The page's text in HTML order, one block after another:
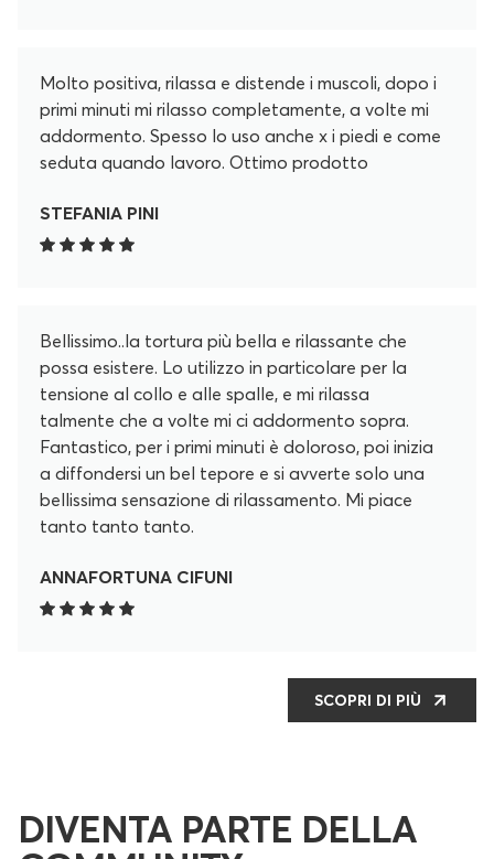
Molto positiva, rilassa e distende i muscoli, dopo i
primi minuti mi rilasso completamente, a volte mi
addormento. Spesso lo uso anche x i piedi e come
seduta quando lavoro. Ottimo prodotto
STEFANIA PINI
Bellissimo..la tortura più bella e rilassante che
possa esistere. Lo utilizzo in particolare per la
tensione al collo e alle spalle, e mi rilassa
talmente che a volte mi ci addormento sopra.
Fantastico, per i primi minuti è doloroso, poi inizia
a diffondersi un bel tepore e si avverte solo una
bellissima sensazione di rilassamento. Mi piace
tanto tanto tanto.
ANNAFORTUNA CIFUNI
SCOPRI DI PIÙ
DIVENTA PARTE DELLA